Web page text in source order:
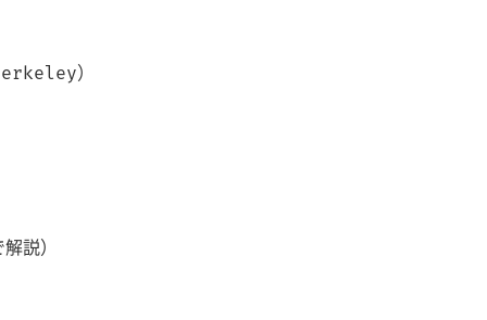
）
説）